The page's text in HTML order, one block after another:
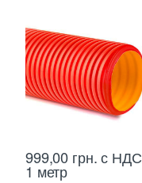
999,00 грн.с НДС
1 метр